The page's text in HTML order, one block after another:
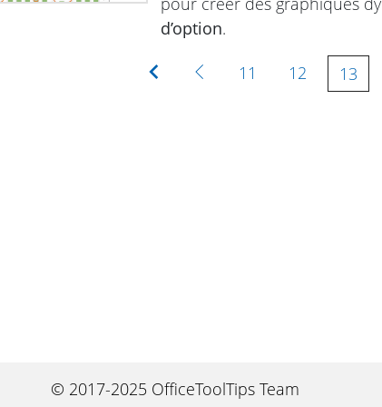
d’option.
PremièrePrécédente
11 12 13
© 2017-2025 OfficeToolTips Team